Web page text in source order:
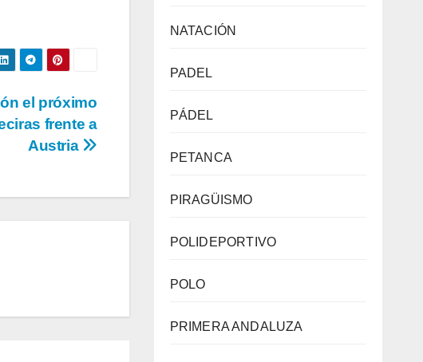
el próximo
frente a
Austria
NATACIÓN
PADEL
PÁDEL
PETANCA
PIRAGÜISMO
POLIDEPORTIVO
POLO
PRIMERA ANDALUZA